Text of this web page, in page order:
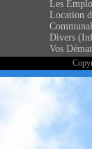
Les
Location
Divers
Vos